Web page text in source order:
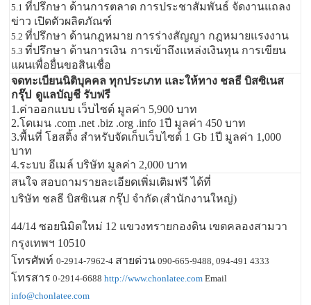
5.1ที่ปรึกษา ด้านการตลาด การประชาสัมพันธ์ จัดงานแถลง
ข่าว เปิดตัวผลิตภัณฑ์
5.2ที่ปรึกษา ด้านกฎหมาย การร่างสัญญา กฎหมายแรงงาน
5.3ที่ปรึกษา ด้านการเงิน การเข้าถึงแหล่งเงินทุน การเขียน
แผนเพื่อยื่นขอสินเชื่อ
จดทะเบียนนิติบุคคล ทุกประเภท และให้ทาง ชลธี บิสซิเนส
กรุ๊ป ดูแลบัญชี รับฟรี
1.ค่าออกแบบ เว็บไซต์ มูลค่า 5,900 บาท
2.โดเมน .com .net .biz .org .info 1ปี มูลค่า 450 บาท
3.พื้นที่ โฮสติ้ง สำหรับจัดเก็บเว็บไซต์ 1 Gb 1ปี มูลค่า 1,000
บาท
4.ระบบ อีเมล์ บริษัท มูลค่า 2,000 บาท
สนใจ สอบถามรายละเอียดเพิ่มเติมฟรี ได้ที่
บริษัท ชลธี บิสซิเนส กรุ๊ป จำกัด (สำนักงานใหญ่)
44/14 ซอยนิมิตใหม่ 12 แขวงทรายกองดิน เขตคลองสามวา
กรุงเทพฯ 10510
โทรศัพท์0-2914-7962-4 สายด่วน 090-665-9488, 094-491 4333
โทรสาร 0-2914-6688http://www.chonlatee.com Email
info@chonlatee.com